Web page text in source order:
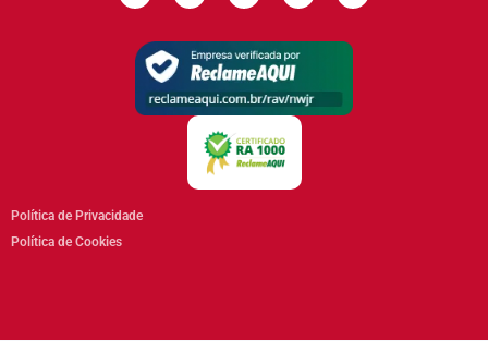
Política de Privacidade
Política de Cookies